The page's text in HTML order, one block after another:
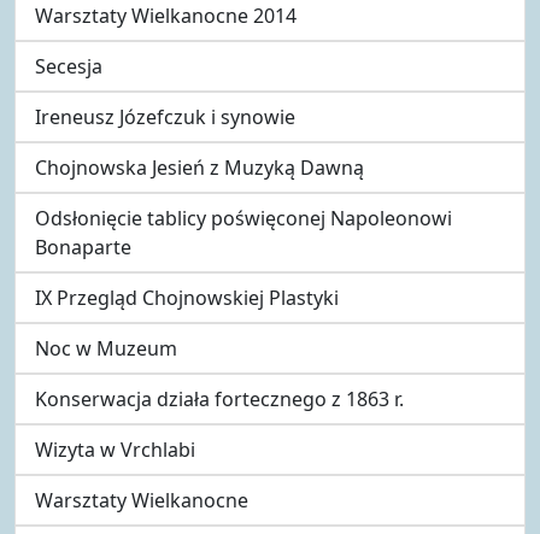
Warsztaty Wielkanocne 2014
Secesja
Ireneusz Józefczuk i synowie
Chojnowska Jesień z Muzyką Dawną
Odsłonięcie tablicy poświęconej Napoleonowi
Bonaparte
IX Przegląd Chojnowskiej Plastyki
Noc w Muzeum
Konserwacja działa fortecznego z 1863 r.
Wizyta w Vrchlabi
Warsztaty Wielkanocne